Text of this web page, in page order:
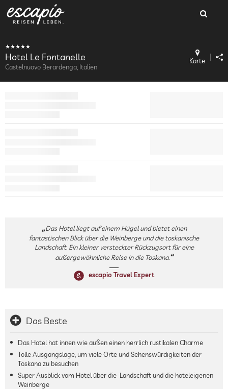
Hotel Le Fontanelle
Castelnuovo Berardenga, Italien
Karte
Das Hotel liegt auf einem Hügel und bietet einen
fantastischen Blick über die Weinberge und die toskanische
Landschaft. Ein kleiner versteckter Rückzugsort für eine
außergewöhnliche Reise in die Toskana.
escapio Travel Expert
Das Beste
Das Hotel hat innen wie außen einen herrlich rustikalen Charme
Tolle Ausgangslage, um viele Orte und Sehenswürdigkeiten der
Toskana zu besuchen
Super Ausblick vom Hotel über die Landschaft und die hoteleigenen
Weinberge